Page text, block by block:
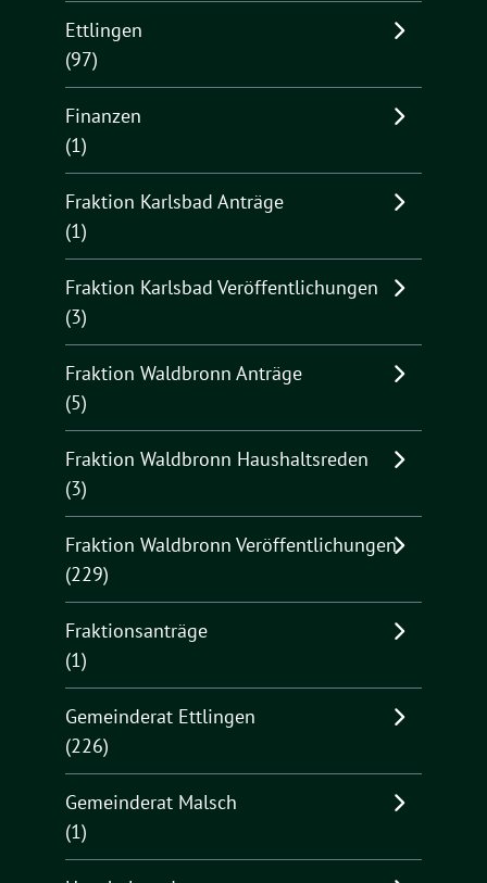
Ettlingen
(97)
Finanzen
(1)
Fraktion Karlsbad Anträge
(1)
Fraktion Karlsbad Veröffentlichungen
(3)
Fraktion Waldbronn Anträge
(5)
Fraktion Waldbronn Haushaltsreden
(3)
Fraktion Waldbronn Veröffentlichungen
(229)
Fraktionsanträge
(1)
Gemeinderat Ettlingen
(226)
Gemeinderat Malsch
(1)